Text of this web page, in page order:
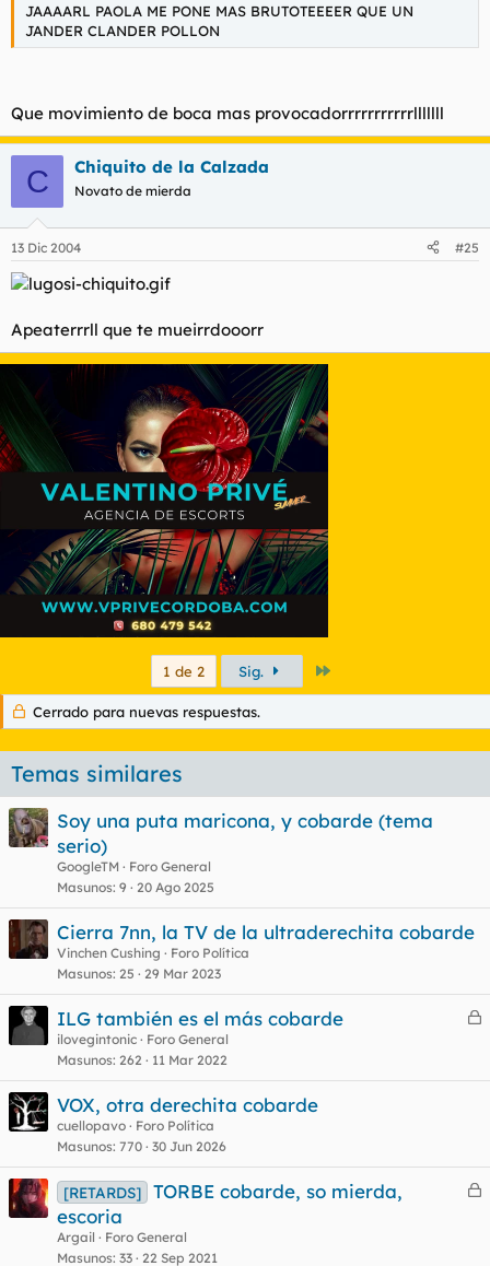
JAAAARL PAOLA ME PONE MAS BRUTOTEEEER QUE UN
JANDER CLANDER POLLON
Que movimiento de boca mas provocadorrrrrrrrrrrlllllll
C Chiquito de la Calzada
Novato de mierda
13 Dic 2004 #25
Apeaterrrll que te mueirrdooorr
1 de 2 Sig.
Cerrado para nuevas respuestas.
Temas similares
Soy una puta maricona, y cobarde (tema
serio)
GoogleTM
Foro General
Masunos 9 20 Ago 2025
Cierra 7nn, la TV de la ultraderechita cobarde
Vinchen Cushing
Foro Política
Masunos 25 29 Mar 2023
C
r
ILG también es el más cobarde
ilovegintonic
Foro General
Masunos 262 11 Mar 2022
VOX, otra derechita cobarde
cuellopavo
Foro Política
Masunos 770 30 Jun 2026
C
[RETARDS]
TORBE cobarde, so mierda,
escoria
Argail
Foro General
Masunos 33 22 Sep 2021